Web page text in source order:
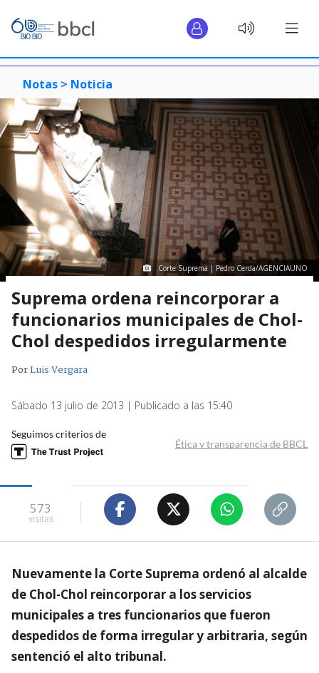
Notas > Noticia
Corte Suprema | Pedro Cerda/AGENCIAUNO
Suprema ordena reincorporar a
funcionarios municipales de Chol-
Chol despedidos irregularmente
PorLuis Vergara
Sábado 13 julio de 2013 | Publicado a las 15:40
Seguimos criterios de
Ética y transparencia de BBCL
573
visitas
Nuevamente la Corte Suprema ordenó al alcalde
de Chol-Chol reincorporar a los servicios
municipales a tres funcionarios que fueron
despedidos de forma irregular y arbitraria, según
sentenció el alto tribunal.